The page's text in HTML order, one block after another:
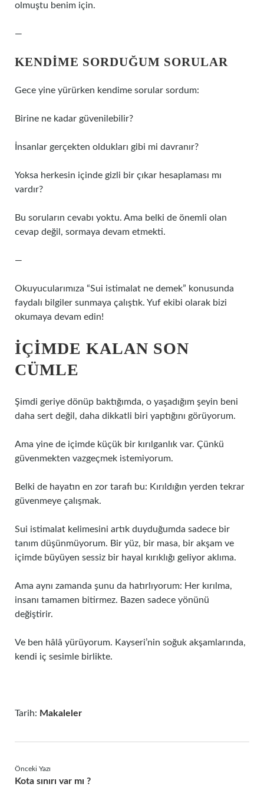
olmuştu benim için.
—
KENDIME SORDUĞUM SORULAR
Gece yine yürürken kendime sorular sordum:
Birine ne kadar güvenilebilir?
İnsanlar gerçekten oldukları gibi mi davranır?
Yoksa herkesin içinde gizli bir çıkar hesaplaması mı
vardır?
Bu soruların cevabı yoktu. Ama belki de önemli olan
cevap değil, sormaya devam etmekti.
—
Okuyucularımıza “Sui istimalat ne demek” konusunda
faydalı bilgiler sunmaya çalıştık. Yuf ekibi olarak bizi
okumaya devam edin!
İÇIMDE KALAN SON
CÜMLE
Şimdi geriye dönüp baktığımda, o yaşadığım şeyin beni
daha sert değil, daha dikkatli biri yaptığını görüyorum.
Ama yine de içimde küçük bir kırılganlık var. Çünkü
güvenmekten vazgeçmek istemiyorum.
Belki de hayatın en zor tarafı bu: Kırıldığın yerden tekrar
güvenmeye çalışmak.
Sui istimalat kelimesini artık duyduğumda sadece bir
tanım düşünmüyorum. Bir yüz, bir masa, bir akşam ve
içimde büyüyen sessiz bir hayal kırıklığı geliyor aklıma.
Ama aynı zamanda şunu da hatırlıyorum: Her kırılma,
insanı tamamen bitirmez. Bazen sadece yönünü
değiştirir.
Ve ben hâlâ yürüyorum. Kayseri’nin soğuk akşamlarında,
kendi iç sesimle birlikte.
Tarih: Makaleler
Önceki Yazı
Kota sınırı var mı ?